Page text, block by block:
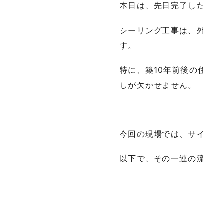
本日は、先日完了し
シーリング工事は、
す。
特に、築10年前後の
しが欠かせません。
今回の現場では、サ
以下で、その一連の